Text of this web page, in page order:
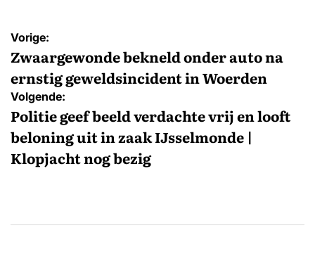
Bericht
navigatie
Vorige:
Zwaargewonde bekneld onder auto na
ernstig geweldsincident in Woerden
Volgende:
Politie geef beeld verdachte vrij en looft
beloning uit in zaak IJsselmonde |
Klopjacht nog bezig